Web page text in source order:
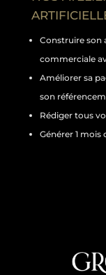
Construire son
commerciale
Améliorer sa
son
Rédiger tous
Générer 1